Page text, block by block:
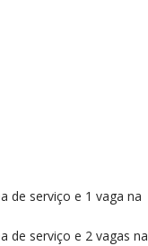
de serviço e 1 vaga na
de serviço e 2 vagas na